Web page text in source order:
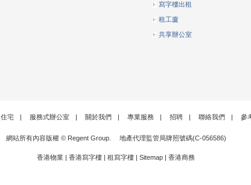
寫字樓出租
租工廈
共享辦公室
住宅 | 服務式辦公室 | 關於我們 | 專業服務 | 招聘 | 聯絡我們 | 參
網站所有內容版權 © Regent Group. 地產代理監管局牌照號碼(C-056586)
香港物業 | 香港寫字樓 | 租寫字樓 | Sitemap | 香港商務